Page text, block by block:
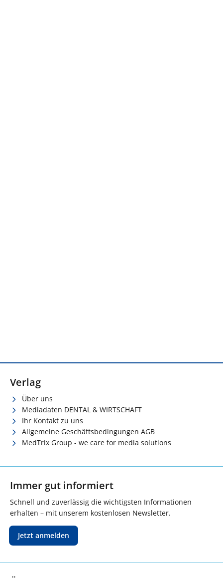
Verlag
Über uns
Mediadaten DENTAL & WIRTSCHAFT
Ihr Kontakt zu uns
Allgemeine Geschäftsbedingungen AGB
MedTrix Group - we care for media solutions
Immer gut informiert
Schnell und zuverlässig die wichtigsten Informationen
erhalten – mit unserem kostenlosen Newsletter.
Jetzt anmelden